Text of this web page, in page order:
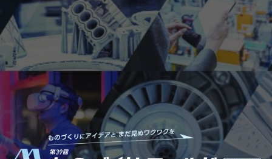
ポートメッセなごや | Port Messe Nagoya
東京展(6月)
2027年06月16日
東京ビッグサイト | Tokyo Big Sight
大阪展(10月)
2026年10月07日
インテックス大阪 | INTEX Osaka
福岡展(12月)
ー
シ
ョ
ン
を
た
た
む
の
づ
く